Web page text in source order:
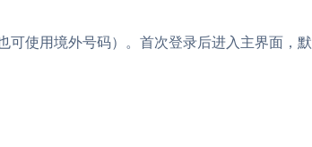
可使用境外号码）。首次登录后进入主界面，默